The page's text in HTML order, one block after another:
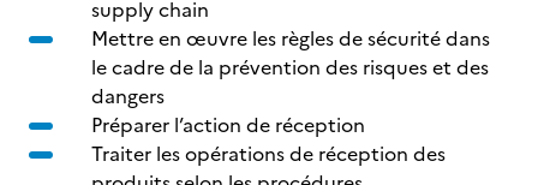
supply chain
Mettre en œuvre les règles de sécurité dans
le cadre de la prévention des risques et des
dangers
Préparer l’action de réception
Traiter les opérations de réception des